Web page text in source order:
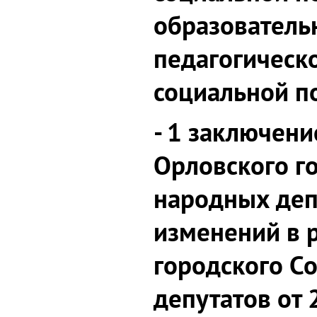
социальной
- 1
Орловского
народных
изменений в
городского
депутатов